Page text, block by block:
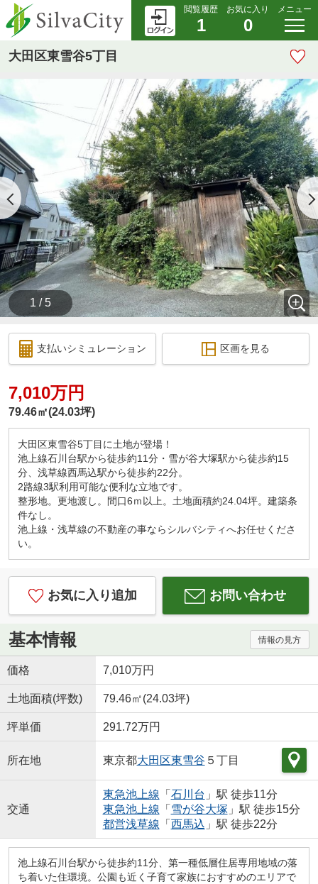
閲覧履歴
1
お気に入り
0
メニュー
大田区東雪谷5丁目
1 / 5
支払いシミュレーション 区画を見る
7,010万円
79.46㎡(24.03坪)
大田区東雪谷5丁目に土地が登場！
池上線石川台駅から徒歩約11分・雪が谷大塚駅から徒歩約15
分、浅草線西馬込駅から徒歩約22分。
2路線3駅利用可能な便利な立地です。
整形地。更地渡し。間口6ｍ以上。土地面積約24.04坪。建築条
件なし。
池上線・浅草線の不動産の事ならシルバシティへお任せくださ
い。
お気に入り追加 お問い合わせ
基本情報 情報の見方
価格 7,010万円
土地面積(坪数) 79.46㎡(24.03坪)
坪単価 291.72万円
所在地 東京都大田区東雪谷 ５丁目
交通
東急池上線 「 石川台 」駅 徒歩11分
東急池上線 「 雪が谷大塚 」駅 徒歩15分
都営浅草線 「 西馬込 」駅 徒歩22分
池上線石川台駅から徒歩約11分、第一種低層住居専用地域の落
ち着いた住環境。公園も近く子育て家族におすすめのエリアで